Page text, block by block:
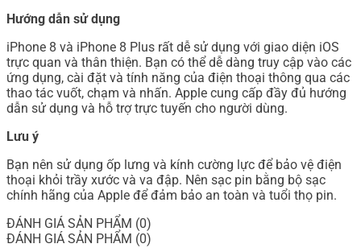
Hướng dẫn sử dụng
iPhone 8 và iPhone 8 Plus rất dễ sử dụng với giao diện iOS
trực quan và thân thiện. Bạn có thể dễ dàng truy cập vào các
ứng dụng, cài đặt và tính năng của điện thoại thông qua các
thao tác vuốt, chạm và nhấn. Apple cung cấp đầy đủ hướng
dẫn sử dụng và hỗ trợ trực tuyến cho người dùng.
Lưu ý
Bạn nên sử dụng ốp lưng và kính cường lực để bảo vệ điện
thoại khỏi trầy xước và va đập. Nên sạc pin bằng bộ sạc
chính hãng của Apple để đảm bảo an toàn và tuổi thọ pin.
ĐÁNH GIÁ SẢN PHẨM (0)
ĐÁNH GIÁ SẢN PHẨM (0)